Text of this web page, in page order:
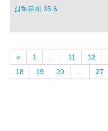
심화문제 35.6
«
전
1 11 12
18
19 20 27